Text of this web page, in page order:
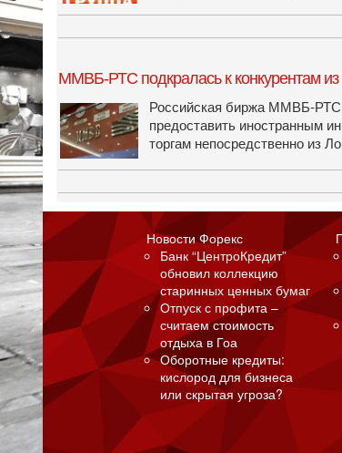
ММВБ-РТС подкралась к конкурентам из
Российская биржа ММВБ-РТС
предоставить иностранным
торгам непосред­ственно из
Новости Форекс
Банк “ЦентроКредит”
обновил коллекцию
старинных ценных бумаг
Отпуск с профита –
считаем стоимость
отдыха в Гоа
Оборотные кредиты:
кислород для бизнеса
или скрытая угроза?